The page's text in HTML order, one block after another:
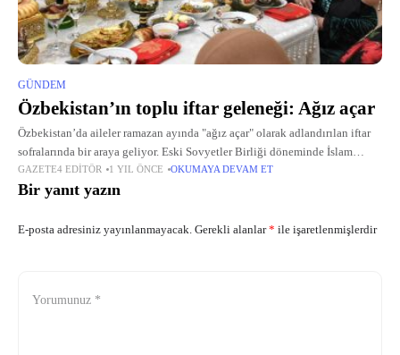
GÜNDEM
Özbekistan’ın toplu iftar geleneği: Ağız açar
Özbekistan’da aileler ramazan ayında "ağız açar" olarak adlandırılan iftar
sofralarında bir araya geliyor. Eski Sovyetler Birliği döneminde İslam
dininin yasaklandığı, ramazan ayında oruç tutulmasına engel getirildiği
Özbekistan’da halk, 1991’de bağımsızlığın
GAZETE4 EDITÖR 1 YIL ÖNCE OKUMAYA DEVAM ET
Bir yanıt yazın
E-posta adresiniz yayınlanmayacak. Gerekli alanlar* ile işaretlenmişlerdir